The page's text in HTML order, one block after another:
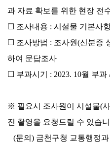
과 자료 확보를 위한 현장 전
☐ 조사내용 : 시설물 기본사
☐ 조사방법 : 조사원(신분증
하여 문답조사
☐ 부과시기 : 2023. 10월 부과 /
※ 필요시 조사원이 시설물(
진 촬영을 요청드릴 수 있습
(문의) 금천구청 교통행정과